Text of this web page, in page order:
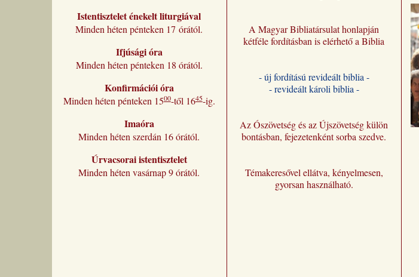
Istentisztelet énekelt liturgiával
Minden héten pénteken 17 órától.
Ifjúsági óra
Minden héten pénteken 18 órától.
Konfirmációi óra
Minden héten pénteken 1500-től 1645-ig.
Imaóra
Minden héten szerdán 16 órától.
Úrvacsorai istentisztelet
Minden héten vasárnap 9 órától.
A Magyar Bibliatársulat honlapján
kétféle fordításban is elérhető a Biblia
- új fordítású revideált biblia -
- revideált károli biblia -
Az Ószövetség és az Újszövetség külön
bontásban, fejezetenként sorba szedve.
Témakeresővel ellátva, kényelmesen,
gyorsan használható.